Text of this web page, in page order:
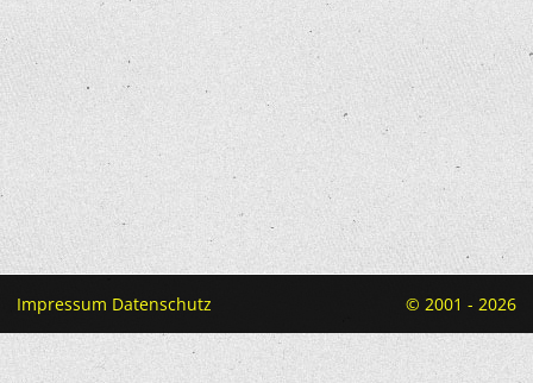
Impressum Datenschutz © 2001 - 2026